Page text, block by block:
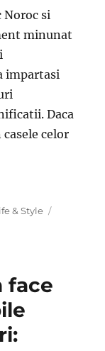
Noroc si
minunat
impartasi
Daca
celor
Craciun care
& Style
face